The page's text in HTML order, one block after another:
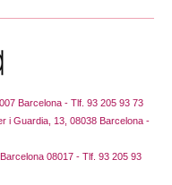
Barcelona - Tlf. 93 205 93 73
i Guardia, 13, 08038 Barcelona -
08017 - Tlf. 93 205 93